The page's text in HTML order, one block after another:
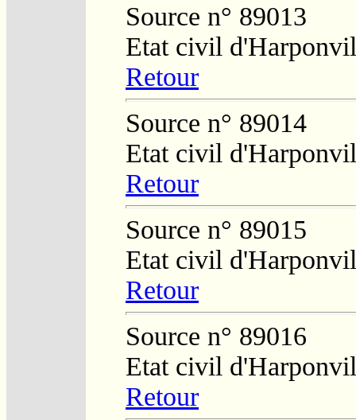
Source n° 89013
Etat civil
Retour
Source n° 89014
Etat civil
Retour
Source n° 89015
Etat civil
Retour
Source n° 89016
Etat civil
Retour